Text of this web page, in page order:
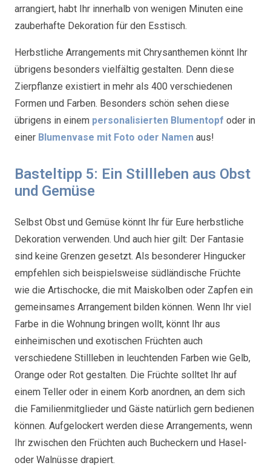
arrangiert, habt Ihr innerhalb von wenigen Minuten eine
zauberhafte Dekoration für den Esstisch.
Herbstliche Arrangements mit Chrysanthemen könnt Ihr
übrigens besonders vielfältig gestalten. Denn diese
Zierpflanze existiert in mehr als 400 verschiedenen
Formen und Farben. Besonders schön sehen diese
übrigens in einem personalisierten Blumentopf oder in
einer Blumenvase mit Foto oder Namen aus!
Basteltipp 5: Ein Stillleben aus Obst
und Gemüse
Selbst Obst und Gemüse könnt Ihr für Eure herbstliche
Dekoration verwenden. Und auch hier gilt: Der Fantasie
sind keine Grenzen gesetzt. Als besonderer Hingucker
empfehlen sich beispielsweise südländische Früchte
wie die Artischocke, die mit Maiskolben oder Zapfen ein
gemeinsames Arrangement bilden können. Wenn Ihr viel
Farbe in die Wohnung bringen wollt, könnt Ihr aus
einheimischen und exotischen Früchten auch
verschiedene Stillleben in leuchtenden Farben wie Gelb,
Orange oder Rot gestalten. Die Früchte solltet Ihr auf
einem Teller oder in einem Korb anordnen, an dem sich
die Familienmitglieder und Gäste natürlich gern bedienen
können. Aufgelockert werden diese Arrangements, wenn
Ihr zwischen den Früchten auch Bucheckern und Hasel-
oder Walnüsse drapiert.